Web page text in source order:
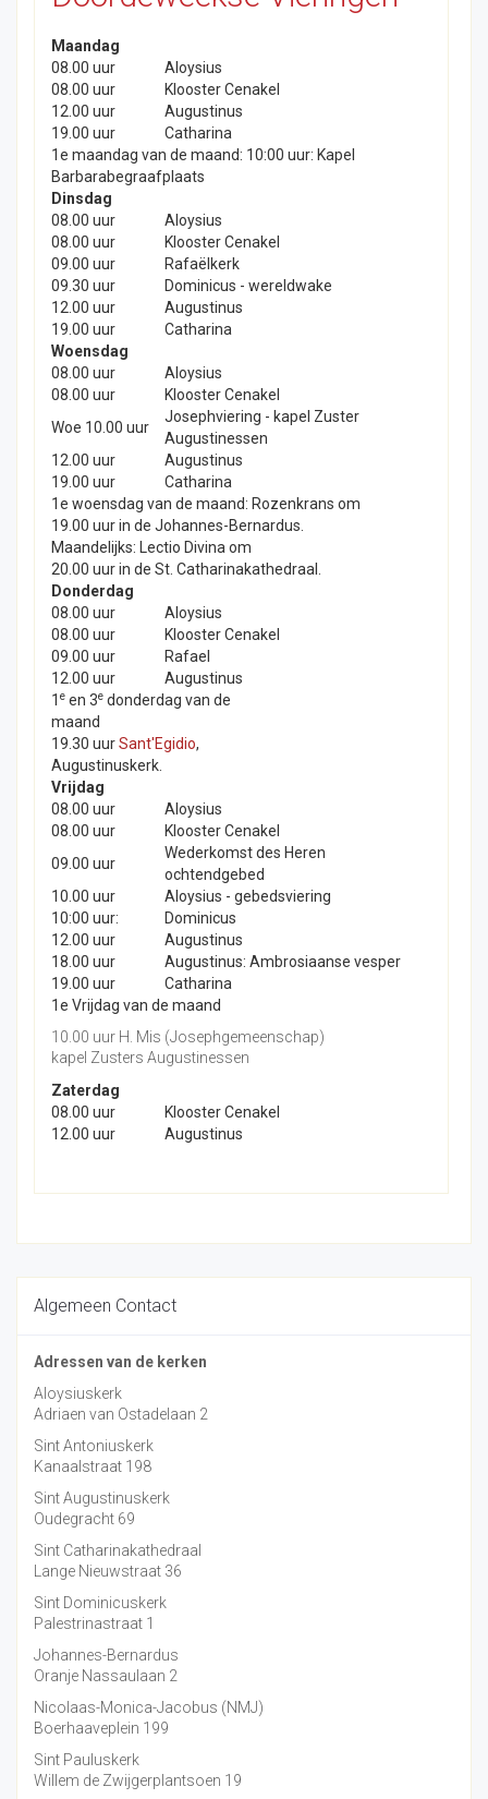
Maandag
08.00 uur
Aloysius
08.00 uur
Klooster Cenakel
12.00 uur
Augustinus
19.00 uur
Catharina
1e maandag van de maand: 10:00 uur: Kapel
Barbarabegraafplaats
Dinsdag
08.00 uur
Aloysius
08.00 uur
Klooster Cenakel
09.00 uur
Rafaëlkerk
09.30 uur
Dominicus - wereldwake
12.00 uur
Augustinus
19.00 uur
Catharina
Woensdag
08.00 uur
Aloysius
08.00 uur
Klooster Cenakel
Woe 10.00 uur
Josephviering - kapel Zuster
Augustinessen
12.00 uur
Augustinus
19.00 uur
Catharina
1e woensdag van de maand: Rozenkrans om
19.00 uur in de Johannes-Bernardus.
Maandelijks: Lectio Divina om
20.00 uur in de St. Catharinakathedraal.
Donderdag
08.00 uur
Aloysius
08.00 uur
Klooster Cenakel
09.00 uur
Rafael
12.00 uur
Augustinus
1 e en 3e donderdag van de
maand
19.30 uurSant'Egidio,
Augustinuskerk.
Vrijdag
08.00 uur
Aloysius
08.00 uur
Klooster Cenakel
09.00 uur
Wederkomst des Heren
ochtendgebed
10.00 uur
Aloysius - gebedsviering
10:00 uur:
Dominicus
12.00 uur
Augustinus
18.00 uur
Augustinus: Ambrosiaanse vesper
19.00 uur
Catharina
1e Vrijdag van de maand
10.00 uur H. Mis (Josephgemeenschap)
kapel Zusters Augustinessen
Zaterdag
08.00 uur
Klooster Cenakel
12.00 uur
Augustinus
Algemeen Contact
Adressen van de kerken
Aloysiuskerk
Adriaen van Ostadelaan 2
Sint Antoniuskerk
Kanaalstraat 198
Sint Augustinuskerk
Oudegracht 69
Sint Catharinakathedraal
Lange Nieuwstraat 36
Sint Dominicuskerk
Palestrinastraat 1
Johannes-Bernardus
Oranje Nassaulaan 2
Nicolaas-Monica-Jacobus (NMJ)
Boerhaaveplein 199
Sint Pauluskerk
Willem de Zwijgerplantsoen 19